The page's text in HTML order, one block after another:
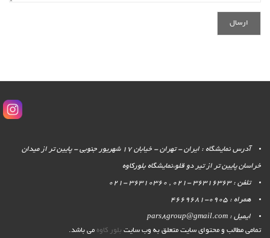
آدرس نمایشگاه : ایران - تهران - خیابان 17 شهریور جنوبی - پایین تر از میدان
خراسان پایین تر از تیر دو قلو،نمایشگاه بلورکاوه
تلفن : 36316363 -021 , 36310360 -021
همراه : 0905-4669681
ایمیل : pars8group@gmail.com
تمامی مطالب و محتوای سایت متعلق به وب سایت بلور کاوه می باشد.